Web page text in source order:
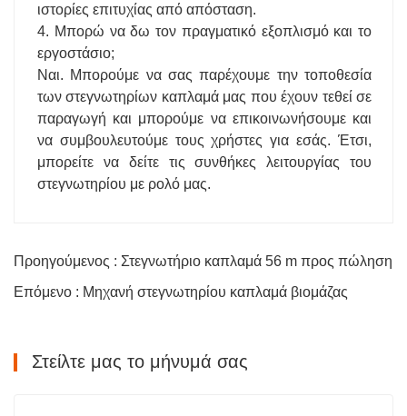
ιστορίες επιτυχίας από απόσταση.
4. Μπορώ να δω τον πραγματικό εξοπλισμό και το
εργοστάσιο;
Ναι. Μπορούμε να σας παρέχουμε την τοποθεσία
των στεγνωτηρίων καπλαμά μας που έχουν τεθεί σε
παραγωγή και μπορούμε να επικοινωνήσουμε και
να συμβουλευτούμε τους χρήστες για εσάς. Έτσι,
μπορείτε να δείτε τις συνθήκες λειτουργίας του
στεγνωτηρίου με ρολό μας.
Προηγούμενος : Στεγνωτήριο καπλαμά 56 m προς πώληση
Επόμενο : Μηχανή στεγνωτηρίου καπλαμά βιομάζας
Στείλτε μας το μήνυμά σας